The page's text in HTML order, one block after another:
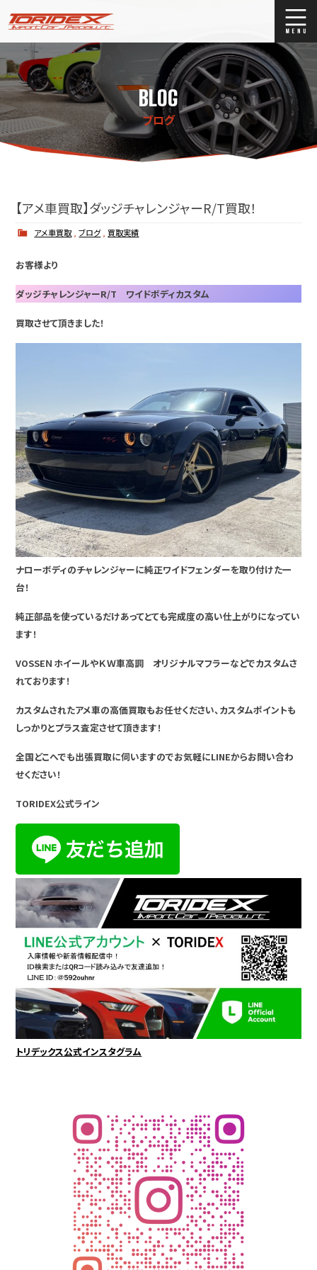
ブログ
Stock list
ストックリスト
買取
BLOG
ブログ
【アメ車買取】ダッジチャレンジャーR/T買取！
アメ車買取 ,ブログ, 買取実績
お客様より
ダッジチャレンジャーR/T ワイドボディカスタム
買取させて頂きました！
ナローボディのチャレンジャーに純正ワイドフェンダーを取り付けた一
台！
純正部品を使っているだけあってとても完成度の高い仕上がりになってい
ます！
VOSSEＮホイールやＫＷ車高調 オリジナルマフラーなどでカスタムさ
れております！
カスタムされたアメ車の高価買取もお任せください、カスタムポイントも
しっかりとプラス査定させて頂きます！
全国どこへでも出張買取に伺いますのでお気軽にLINEからお問い合わ
せください！
TORIDEX公式ライン
トリデックス公式インスタグラム